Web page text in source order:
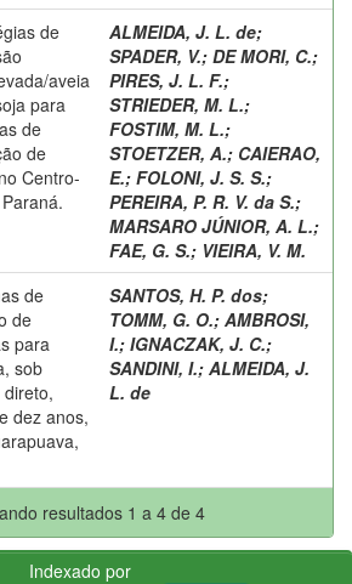
de
aveia
para
de
de
Centro-
ALMEIDA, J. L. de;
SPADER, V.; DE MORI, C.;
PIRES, J. L. F.;
STRIEDER, M. L.;
FOSTIM, M. L.;
STOETZER, A.; CAIERAO,
E.; FOLONI, J. S. S.;
PEREIRA, P. R. V. da S.;
MARSARO JÚNIOR, A. L.;
FAE, G. S.; VIEIRA, V. M.
de
de
para
sob
dez anos,
SANTOS, H. P. dos;
TOMM, G. O.; AMBROSI,
I.; IGNACZAK, J. C.;
SANDINI, I.; ALMEIDA, J.
L. de
resultados 1 a 4 de 4
Indexado por